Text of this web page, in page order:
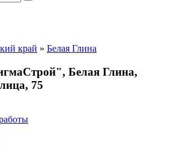
край » Белая Глина
Белая Глина,
75